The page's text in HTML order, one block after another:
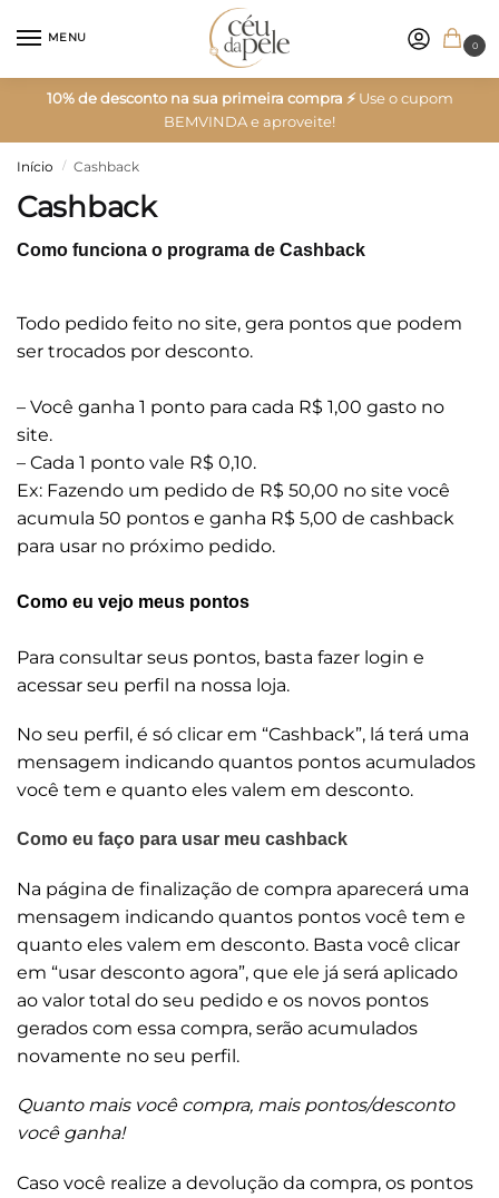
MENU
0
10% de desconto na sua primeira compra ⚡Use o cupom
BEMVINDA e aproveite!
Início / Cashback
Cashback
Como funciona o programa de Cashback
Todo pedido feito no site, gera pontos que podem
ser trocados por desconto.
– Você ganha 1 ponto para cada R$ 1,00 gasto no
site.
– Cada 1 ponto vale R$ 0,10.
Ex: Fazendo um pedido de R$ 50,00 no site você
acumula 50 pontos e ganha R$ 5,00 de cashback
para usar no próximo pedido.
Como eu vejo meus pontos
Para consultar seus pontos, basta fazer login e
acessar seu perfil na nossa loja.
No seu perfil, é só clicar em “Cashback”, lá terá uma
mensagem indicando quantos pontos acumulados
você tem e quanto eles valem em desconto.
Como eu faço para usar meu cashback
Na página de finalização de compra aparecerá uma
mensagem indicando quantos pontos você tem e
quanto eles valem em desconto. Basta você clicar
em “usar desconto agora”, que ele já será aplicado
ao valor total do seu pedido e os novos pontos
gerados com essa compra, serão acumulados
novamente no seu perfil.
Quanto mais você compra, mais pontos/desconto
você ganha!
Caso você realize a devolução da compra, os pontos